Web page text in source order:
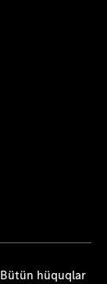
hüquqlar